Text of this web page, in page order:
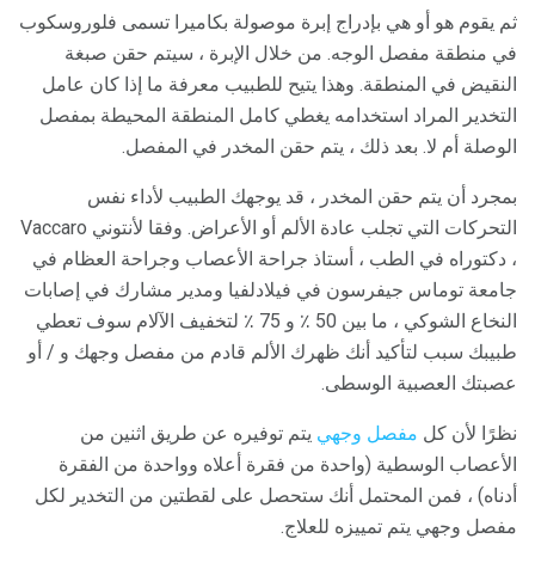
ثم يقوم هو أو هي بإدراج إبرة موصولة بكاميرا تسمى فلوروسكوب
في منطقة مفصل الوجه. من خلال الإبرة ، سيتم حقن صبغة
النقيض في المنطقة. وهذا يتيح للطبيب معرفة ما إذا كان عامل
التخدير المراد استخدامه يغطي كامل المنطقة المحيطة بمفصل
الوصلة أم لا. بعد ذلك ، يتم حقن المخدر في المفصل.
بمجرد أن يتم حقن المخدر ، قد يوجهك الطبيب لأداء نفس
التحركات التي تجلب عادة الألم أو الأعراض. وفقا لأنتوني Vaccaro
، دكتوراه في الطب ، أستاذ جراحة الأعصاب وجراحة العظام في
جامعة توماس جيفرسون في فيلادلفيا ومدير مشارك في إصابات
النخاع الشوكي ، ما بين 50 ٪ و 75 ٪ لتخفيف الآلام سوف تعطي
طبيبك سبب لتأكيد أنك ظهرك الألم قادم من مفصل وجهك و / أو
عصبتك العصبية الوسطى.
نظرًا لأن كل مفصل وجهي يتم توفيره عن طريق اثنين من
الأعصاب الوسطية (واحدة من فقرة أعلاه وواحدة من الفقرة
أدناه) ، فمن المحتمل أنك ستحصل على لقطتين من التخدير لكل
مفصل وجهي يتم تمييزه للعلاج.